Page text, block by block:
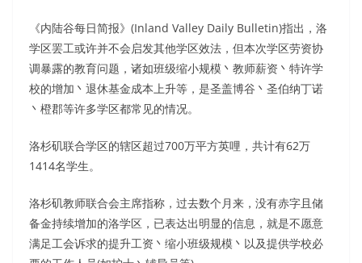
《内陆谷每日简报》(Inland Valley Daily Bulletin)指出，洛
学区罢工或许并不会启发其他学区效法，但本次学区劳资协
调暴露的教育问题，诸如班级缩小规模丶教师薪资丶特许学
校的增加丶退休基金成本上升等，是圣盖博谷丶圣伯纳丁诺
丶橙郡等许多学区都常见的情况。
洛杉矶联合学区的辖区超过700万平方英哩，共计有62万
1414名学生。
洛杉矶教师联合会主席指称，过去数个月来，没有赤字且储
备金持续增加的洛学区，已表达出明显的信息，就是不愿意
满足工会诉求的提升工资丶缩小班级规模丶以及提供学校必